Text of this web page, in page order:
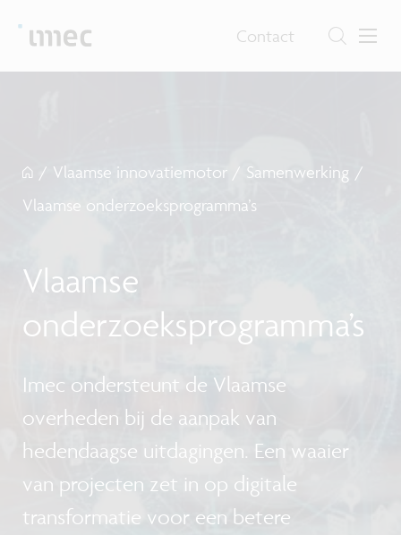
Contact
/ Vlaamse innovatiemotor / Samenwerking /
Vlaamse onderzoeksprogramma’s
Vlaamse
onderzoeksprogramma’s
Imec ondersteunt de Vlaamse
overheden bij de aanpak van
hedendaagse uitdagingen. Een waaier
van projecten zet in op digitale
transformatie voor een betere